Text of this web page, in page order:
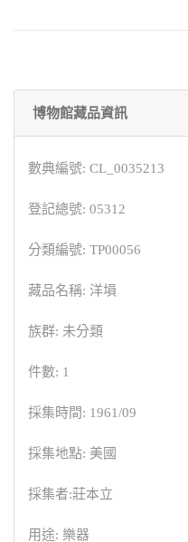
博物館藏品資訊
數典編號: CL_0035213
登記總號: 05312
分類編號: TP00056
藏品名稱: 洋塤
族群: 未分類
件數: 1
採集時間: 1961/09
採集地點: 美國
採集者:莊本立
用途: 樂器